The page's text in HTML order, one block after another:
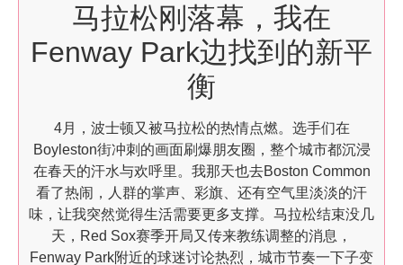
马拉松刚落幕，我在
Fenway Park边找到的新平
衡
4月，波士顿又被马拉松的热情点燃。选手们在
Boyleston街冲刺的画面刷爆朋友圈，整个城市都沉浸
在春天的汗水与欢呼里。我那天也去Boston Common
看了热闹，人群的掌声、彩旗、还有空气里淡淡的汗
味，让我突然觉得生活需要更多支撑。马拉松结束没几
天，Red Sox赛季开局又传来教练调整的消息，
Fenway Park附近的球迷讨论热烈，城市节奏一下子变